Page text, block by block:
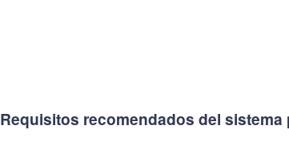
Requisitos recomendados del